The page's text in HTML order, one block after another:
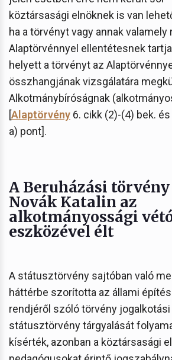
köztársasági elnöknek is van
ha a törvényt vagy annak
Alaptörvénnyel ellentétesnek
helyett a törvényt az
összhangjának vizsgálatára
Alkotmánybíróságnak
[Alaptörvény 6. cikk (2)-(4) bek.
a) pont].
A Beruházási
Novák Katalin az
alkotmányossági
eszközével élt
A státusztörvény sajtóban való
háttérbe szorította az állami
rendjéről szóló törvény
státusztörvény tárgyalását
kísérték, azonban a köztársasági